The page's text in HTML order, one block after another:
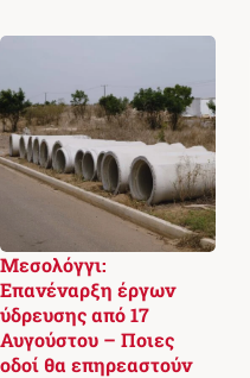
Μεσολόγγι:
Επανέναρξη έργων
ύδρευσης από 17
Αυγούστου – Ποιες
οδοί θα επηρεαστούν